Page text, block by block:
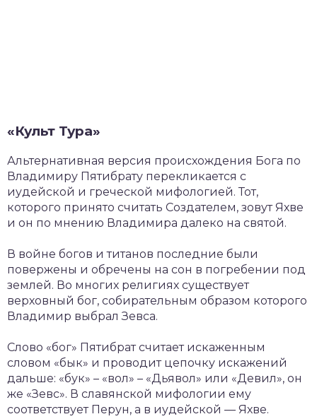
«Культ Тура»
Альтернативная версия происхождения Бога по
Владимиру Пятибрату перекликается с
иудейской и греческой мифологией. Тот,
которого принято считать Создателем, зовут Яхве
и он по мнению Владимира далеко на святой.
В войне богов и титанов последние были
повержены и обречены на сон в погребении под
землей. Во многих религиях существует
верховный бог, собирательным образом которого
Владимир выбрал Зевса.
Слово «бог» Пятибрат считает искаженным
словом «бык» и проводит цепочку искажений
дальше: «бук» – «вол» – «Дьявол» или «Девил», он
же «Зевс». В славянской мифологии ему
соответствует Перун, а в иудейской — Яхве.